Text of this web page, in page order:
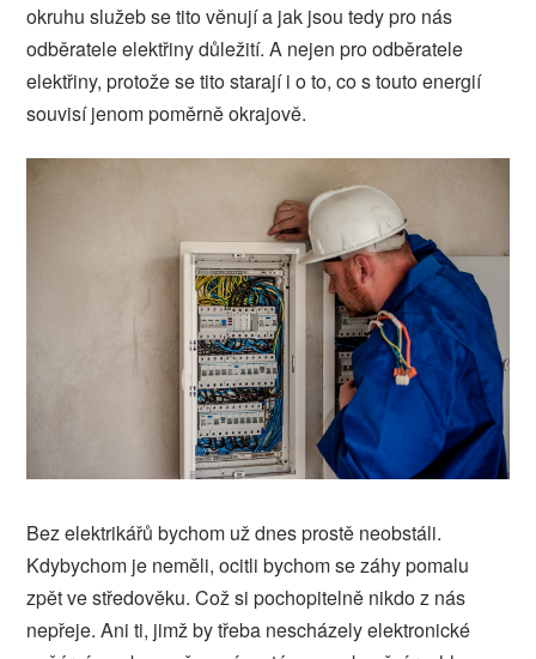
okruhu služeb se tito věnují a jak jsou tedy pro nás
odběratele elektřiny důležití. A nejen pro odběratele
elektřiny, protože se tito starají i o to, co s touto energií
souvisí jenom poměrně okrajově.
Bez elektrikářů bychom už dnes prostě neobstáli.
Kdybychom je neměli, ocitli bychom se záhy pomalu
zpět ve středověku. Což si pochopitelně nikdo z nás
nepřeje. Ani ti, jimž by třeba nescházely elektronické